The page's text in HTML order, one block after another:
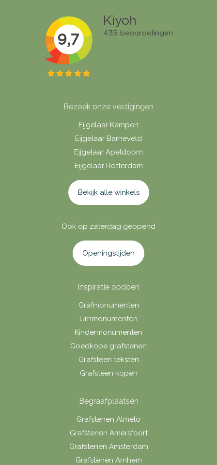
Bezoek onze vestigingen
Eijgelaar Kampen
Eijgelaar Barneveld
Eijgelaar Apeldoorn
Eijgelaar Rotterdam
Bekijk alle winkels
Ook op zaterdag geopend
Openingstijden
Inspiratie opdoen
Grafmonumenten
Urnmonumenten
Kindermonumenten
Goedkope grafstenen
Grafsteen teksten
Grafsteen kopen
Begraafplaatsen
Grafstenen Almelo
Grafstenen Amersfoort
Grafstenen Amsterdam
Grafstenen Arnhem